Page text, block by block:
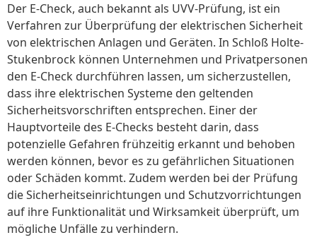
Der E-Check, auch bekannt als UVV-Prüfung, ist ein
Verfahren zur Überprüfung der elektrischen Sicherheit
von elektrischen Anlagen und Geräten. In Schloß Holte-
Stukenbrock können Unternehmen und Privatpersonen
den E-Check durchführen lassen, um sicherzustellen,
dass ihre elektrischen Systeme den geltenden
Sicherheitsvorschriften entsprechen. Einer der
Hauptvorteile des E-Checks besteht darin, dass
potenzielle Gefahren frühzeitig erkannt und behoben
werden können, bevor es zu gefährlichen Situationen
oder Schäden kommt. Zudem werden bei der Prüfung
die Sicherheitseinrichtungen und Schutzvorrichtungen
auf ihre Funktionalität und Wirksamkeit überprüft, um
mögliche Unfälle zu verhindern.